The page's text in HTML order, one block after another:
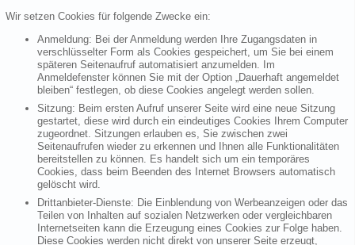
Wir setzen Cookies für folgende Zwecke ein:
Anmeldung: Bei der Anmeldung werden Ihre Zugangsdaten in
verschlüsselter Form als Cookies gespeichert, um Sie bei einem
späteren Seitenaufruf automatisiert anzumelden. Im
Anmeldefenster können Sie mit der Option „Dauerhaft angemeldet
bleiben“ festlegen, ob diese Cookies angelegt werden sollen.
Sitzung: Beim ersten Aufruf unserer Seite wird eine neue Sitzung
gestartet, diese wird durch ein eindeutiges Cookies Ihrem Computer
zugeordnet. Sitzungen erlauben es, Sie zwischen zwei
Seitenaufrufen wieder zu erkennen und Ihnen alle Funktionalitäten
bereitstellen zu können. Es handelt sich um ein temporäres
Cookies, dass beim Beenden des Internet Browsers automatisch
gelöscht wird.
Drittanbieter-Dienste: Die Einblendung von Werbeanzeigen oder das
Teilen von Inhalten auf sozialen Netzwerken oder vergleichbaren
Internetseiten kann die Erzeugung eines Cookies zur Folge haben.
Diese Cookies werden nicht direkt von unserer Seite erzeugt,